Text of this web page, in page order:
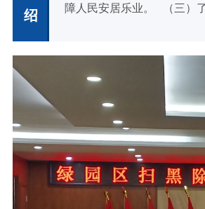
绍
障人民安居乐业。 （三）